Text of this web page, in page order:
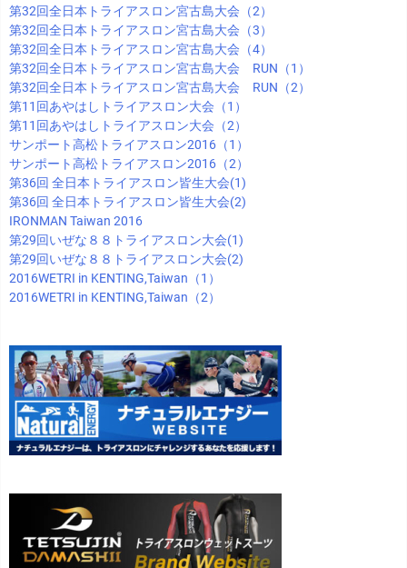
第32回全日本トライアスロン宮古島大会（2）
第32回全日本トライアスロン宮古島大会（3）
第32回全日本トライアスロン宮古島大会（4）
第32回全日本トライアスロン宮古島大会 RUN（1）
第32回全日本トライアスロン宮古島大会 RUN（2）
第11回あやはしトライアスロン大会（1）
第11回あやはしトライアスロン大会（2）
サンポート高松トライアスロン2016（1）
サンポート高松トライアスロン2016（2）
第36回 全日本トライアスロン皆生大会(1)
第36回 全日本トライアスロン皆生大会(2)
IRONMAN Taiwan 2016
第29回いぜな８８トライアスロン大会(1)
第29回いぜな８８トライアスロン大会(2)
2016WETRI in KENTING,Taiwan（1）
2016WETRI in KENTING,Taiwan（2）